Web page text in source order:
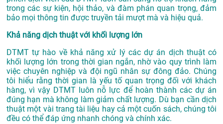
trong các sự kiện, hội thảo, và đàm phán quan trọng, đảm
bảo mọi thông tin được truyền tải mượt mà và hiệu quả.
Khả năng dịch thuật với khối lượng lớn
DTMT tự hào về khả năng xử lý các dự án dịch thuật có
khối lượng lớn trong thời gian ngắn, nhờ vào quy trình làm
việc chuyên nghiệp và đội ngũ nhân sự đông đảo. Chúng
tôi hiểu rằng thời gian là yếu tố quan trọng đối với khách
hàng, vì vậy DTMT luôn nỗ lực để hoàn thành các dự án
đúng hạn mà không làm giảm chất lượng. Dù bạn cần dịch
thuật một vài trang tài liệu hay cả một cuốn sách, chúng tôi
đều có thể đáp ứng nhanh chóng và chính xác.